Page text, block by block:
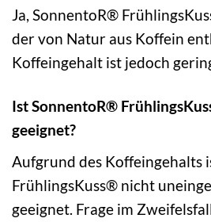
Ja, SonnentoR®
der von Natur aus Koffein
Koffeingehalt ist jedoch
Ist SonnentoR®
geeignet?
Aufgrund des Koffeingehalts
FrühlingsKuss® nicht
geeignet. Frage im